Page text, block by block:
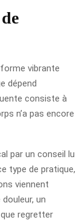
vibrante
dépend
consiste à
n’a pas encore
par un conseil lu
type de pratique,
viennent
douleur, un
regretter